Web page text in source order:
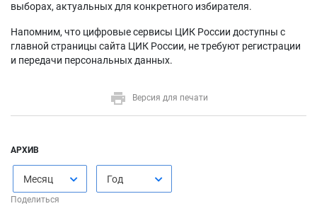
выборах, актуальных для конкретного избирателя.
Напомним, что цифровые сервисы ЦИК России доступны с
главной страницы сайта ЦИК России, не требуют регистрации
и передачи персональных данных.
Версия для печати
АРХИВ
Месяц Год
Поделиться